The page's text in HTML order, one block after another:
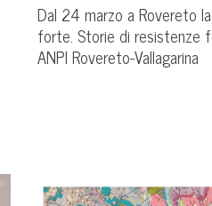
Dal 24 marzo a Rovereto
forte. Storie di resistenze
ANPI Rovereto-Vallagarina